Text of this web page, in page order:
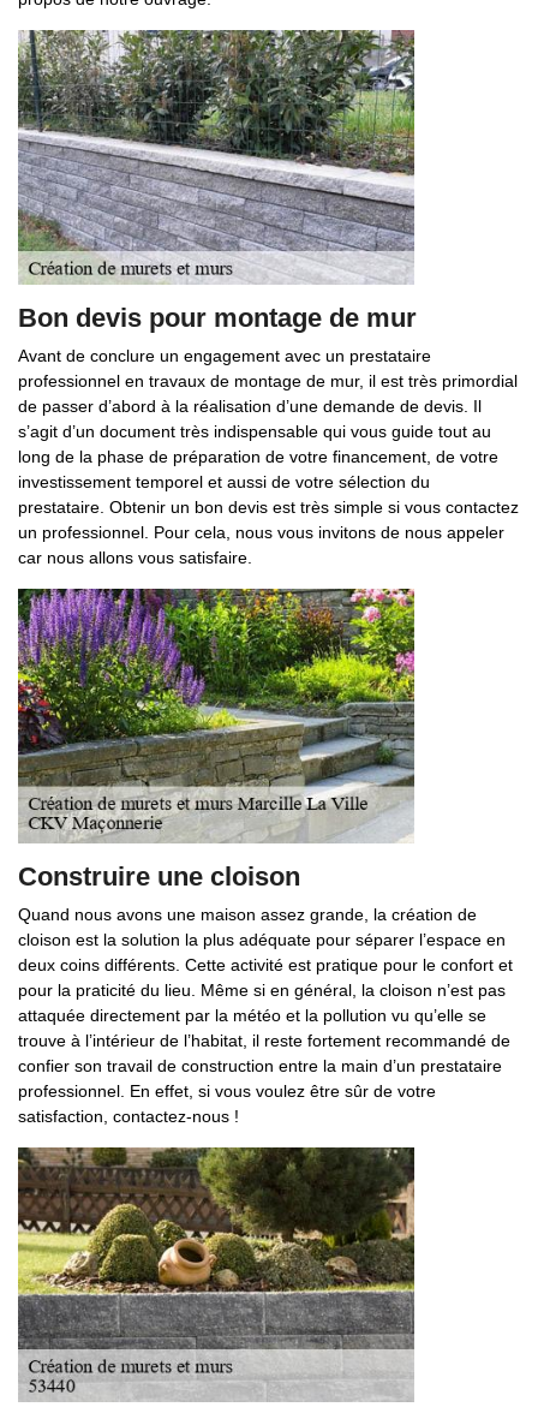
Bon devis pour montage de mur
Avant de conclure un engagement avec un prestataire
professionnel en travaux de montage de mur, il est très primordial
de passer d’abord à la réalisation d’une demande de devis. Il
s’agit d’un document très indispensable qui vous guide tout au
long de la phase de préparation de votre financement, de votre
investissement temporel et aussi de votre sélection du
prestataire. Obtenir un bon devis est très simple si vous contactez
un professionnel. Pour cela, nous vous invitons de nous appeler
car nous allons vous satisfaire.
Construire une cloison
Quand nous avons une maison assez grande, la création de
cloison est la solution la plus adéquate pour séparer l’espace en
deux coins différents. Cette activité est pratique pour le confort et
pour la praticité du lieu. Même si en général, la cloison n’est pas
attaquée directement par la météo et la pollution vu qu’elle se
trouve à l’intérieur de l’habitat, il reste fortement recommandé de
confier son travail de construction entre la main d’un prestataire
professionnel. En effet, si vous voulez être sûr de votre
satisfaction, contactez-nous !